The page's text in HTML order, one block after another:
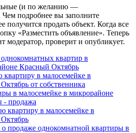
(и по желанию —
подробнее вы заполните
получится продать объект. Когда все
«Разместить объявление». Теперь
модератор, проверит и опубликует.
квартир в
Красный Октябрь
в малосемейке в
от собственника
в малосемейке в микрорайоне
- продажа
квартиру в малосемейке в
о продаже однокомнатной квартиры в